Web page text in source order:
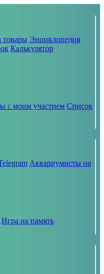
товары Энциклопедия
Калькулятор
с моим участием Список
Аквариумисты на
Игра на память